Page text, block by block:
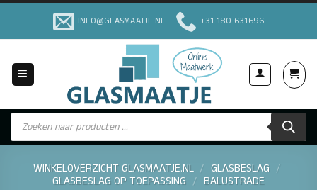
Ga
inhoud
INFO@GLASMAATJE.NL +31 180 631696
Voor Particulieren & Bedrijven
Producten
zoeken
WINKELOVERZICHT GLASMAATJE.NL / GLASBESLAG /
GLASBESLAG OP TOEPASSING / BALUSTRADE